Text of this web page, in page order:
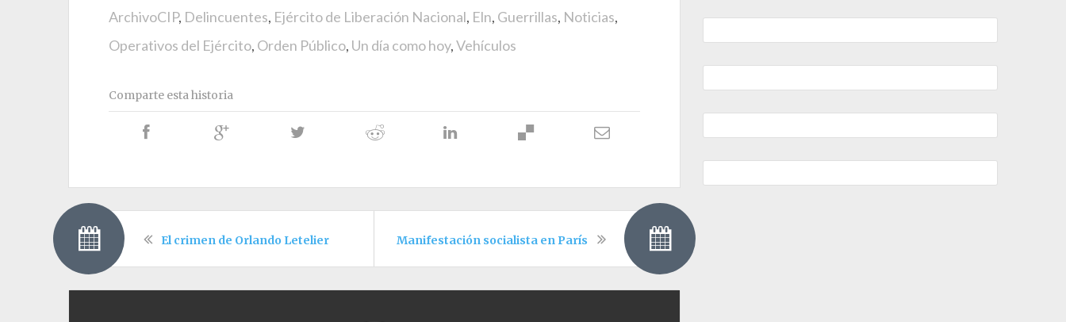
ArchivoCIP, Delincuentes, Ejército de Liberación Nacional, Eln, Guerrillas, Noticias,
Operativos del Ejército, Orden Público, Un día como hoy,Vehículos
Comparte esta historia
El crimen de Orlando Letelier Manifestación socialista en París